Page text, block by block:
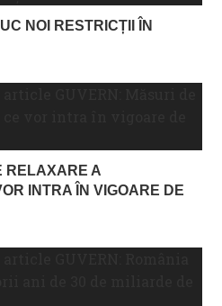
NOI RESTRICȚII ÎN
RELAXARE A
INTRA ÎN VIGOARE DE